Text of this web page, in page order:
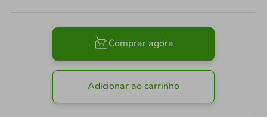
Comprar agora
Adicionar ao carrinho